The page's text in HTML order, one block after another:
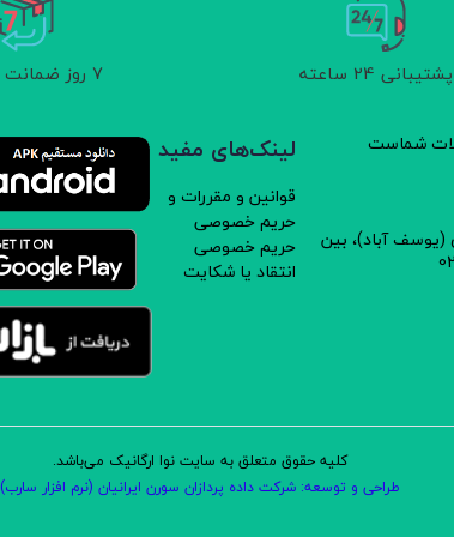
پشتیبانی 24 ساعته 7 روز ضمانت برگشت
شماست
(یوسف آباد)، بین
لینک‌های مفید
قوانین و مقررات و
حریم خصوصی
حریم خصوصی
انتقاد یا شکایت
کلیه حقوق متعلق به سایت نوا ارگانیک می‌باشد.
طراحی و توسعه: شرکت داده پردازان سورن ایرانیان (نرم افزار سارب)